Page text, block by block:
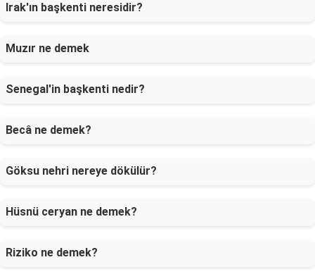
Irak'ın başkenti neresidir?
Muzır ne demek
Senegal'in başkenti nedir?
Becâ ne demek?
Göksu nehri nereye dökülür?
Hüsnü ceryan ne demek?
Riziko ne demek?